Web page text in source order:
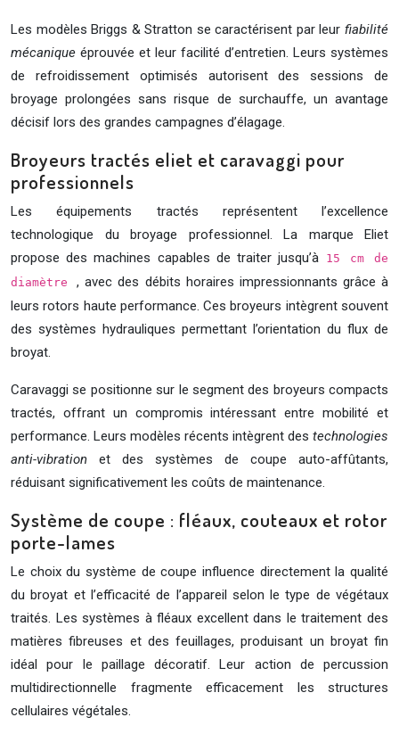
Les modèles Briggs & Stratton se caractérisent par leur fiabilité
mécanique éprouvée et leur facilité d’entretien. Leurs systèmes
de refroidissement optimisés autorisent des sessions de
broyage prolongées sans risque de surchauffe, un avantage
décisif lors des grandes campagnes d’élagage.
Broyeurs tractés eliet et caravaggi pour
professionnels
Les équipements tractés représentent l’excellence
technologique du broyage professionnel. La marque Eliet
propose des machines capables de traiter jusqu’à 15 cm de
diamètre, avec des débits horaires impressionnants grâce à
leurs rotors haute performance. Ces broyeurs intègrent souvent
des systèmes hydrauliques permettant l’orientation du flux de
broyat.
Caravaggi se positionne sur le segment des broyeurs compacts
tractés, offrant un compromis intéressant entre mobilité et
performance. Leurs modèles récents intègrent des technologies
anti-vibration et des systèmes de coupe auto-affûtants,
réduisant significativement les coûts de maintenance.
Système de coupe : fléaux, couteaux et rotor
porte-lames
Le choix du système de coupe influence directement la qualité
du broyat et l’efficacité de l’appareil selon le type de végétaux
traités. Les systèmes à fléaux excellent dans le traitement des
matières fibreuses et des feuillages, produisant un broyat fin
idéal pour le paillage décoratif. Leur action de percussion
multidirectionnelle fragmente efficacement les structures
cellulaires végétales.